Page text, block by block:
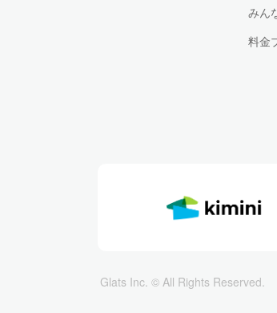
みん
料金
Glats Inc. © All Rights Reserved.